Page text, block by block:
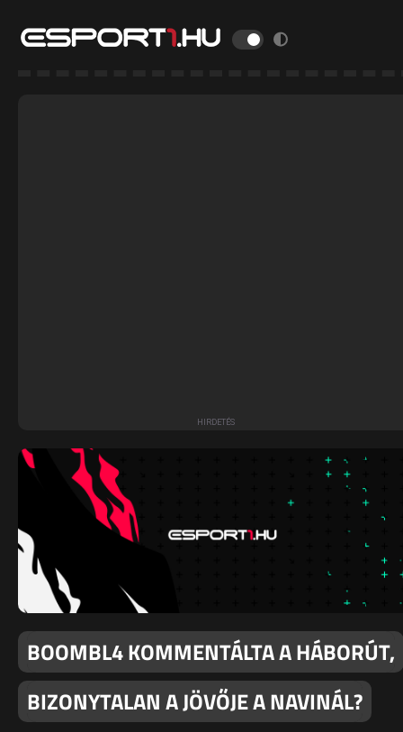
BOOMBL4 KOMMENTÁLTA A HÁBORÚT,
BIZONYTALAN A JÖVŐJE A NAVINÁL?